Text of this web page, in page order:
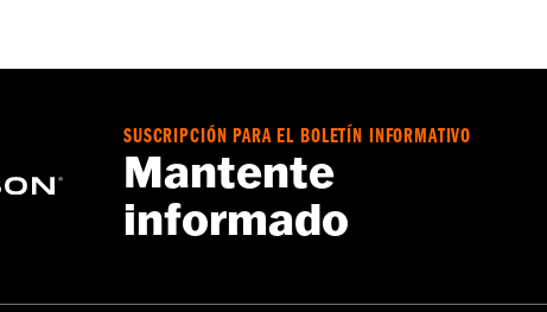
www.h-d.com/warrantyfor full details
any one time consume more electrical current than your
can discharge the battery and cause vehicle electrical
consumed by electrical accessories.
SUSCRIPCIÓN PARA EL BOLETÍN INFORMATIVO
Mantente
informado